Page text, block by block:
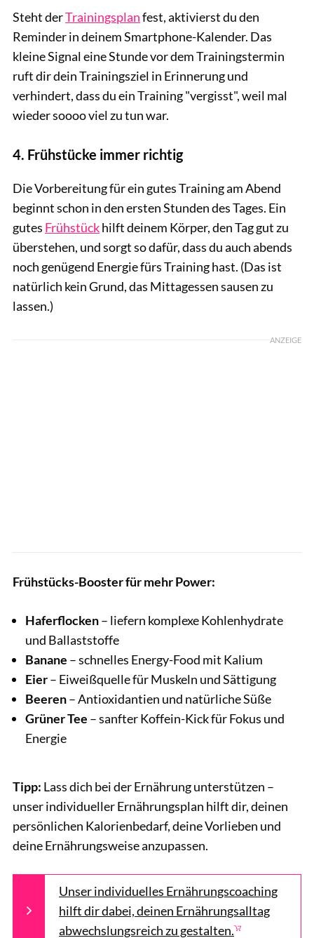
Steht derTrainingsplanfest, aktivierst du den
Reminder in deinem Smartphone-Kalender. Das
kleine Signal eine Stunde vor dem Trainingstermin
ruft dir dein Trainingsziel in Erinnerung und
verhindert, dass du ein Training "vergisst", weil mal
wieder soooo viel zu tun war.
4. Frühstücke immer richtig
Die Vorbereitung für ein gutes Training am Abend
beginnt schon in den ersten Stunden des Tages. Ein
gutes Frühstückhilft deinem Körper, den Tag gut zu
überstehen, und sorgt so dafür, dass du auch abends
noch genügend Energie fürs Training hast. (Das ist
natürlich kein Grund, das Mittagessen sausen zu
lassen.)
ANZEIGE
Frühstücks-Booster für mehr Power:
Haferflocken– liefern komplexe Kohlenhydrate
und Ballaststoffe
Banane – schnelles Energy-Food mit Kalium
Eier– Eiweißquelle für Muskeln und Sättigung
Beeren– Antioxidantien und natürliche Süße
Grüner Tee – sanfter Koffein-Kick für Fokus und
Energie
Tipp: Lass dich bei der Ernährung unterstützen –
unser individueller Ernährungsplan hilft dir, deinen
persönlichen Kalorienbedarf, deine Vorlieben und
deine Ernährungsweise anzupassen.
Unser individuelles Ernährungscoaching
hilft dir dabei, deinen Ernährungsalltag
abwechslungsreich zu gestalten.